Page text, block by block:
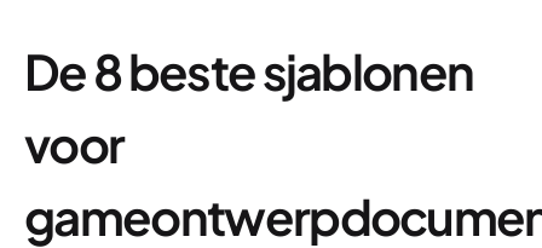
De 8 beste sjablonen
voor